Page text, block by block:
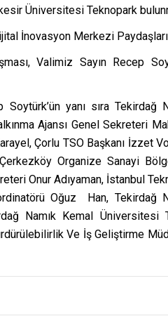
Üniversitesi Teknopark
İnovasyon Merkezi
Valimiz Sayın Recep
yanı sıra Tekirdağ
Ajansı Genel Sekreteri
Çorlu TSO Başkanı İzzet
Organize Sanayi
Onur Adıyaman, İstanbul
Oğuz Han, Tekirdağ
Namık Kemal Üniversitesi
Ve İş Geliştirme